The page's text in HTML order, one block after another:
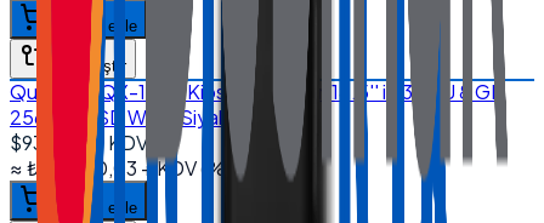
Sepete ekle
Karşılaştır
Quanmax QX-1850 Kiosk Sistemleri 18.5'' i5 3317U 8 GB
256 GB SSD Wi-Fi Siyah
$935.00 + KDV
≈₺44.750,03 + KDV(% 20
Sepete ekle